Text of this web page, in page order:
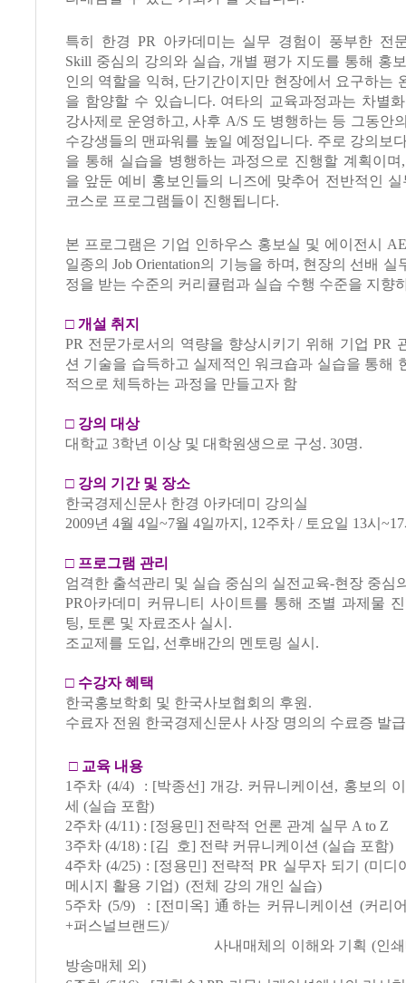
특히 한경 PR 아카데미는 실무 경험이 풍부한 전
Skill 중심의 강의와 실습, 개별 평가 지도를 통해 홍
인의 역할을 익혀, 단기간이지만 현장에서 요구하는
을 함양할 수 있습니다. 여타의 교육과정과는 차별
강사제로 운영하고, 사후 A/S 도 병행하는 등 그동안
수강생들의 맨파워를 높일 예정입니다. 주로 강의보
을 통해 실습을 병행하는 과정으로 진행할 계획이
을 앞둔 예비 홍보인들의 니즈에 맞추어 전반적인
코스로 프로그램들이 진행됩니다.
본 프로그램은 기업 인하우스 홍보실 및 에이전시
일종의 Job Orientation의 기능을 하며, 현장의 선배 실
정을 받는 수준의 커리큘럼과 실습 수행 수준을 지향
□ 개설 취지
PR 전문가로서의 역량을 향상시키기 위해 기업 PR
션 기술을 습득하고 실제적인 워크숍과 실습을 통해
적으로 체득하는 과정을 만들고자 함
□ 강의 대상
대학교 3학년 이상 및 대학원생으로 구성. 30명.
□ 강의 기간 및 장소
한국경제신문사 한경 아카데미 강의실
2009년 4월 4일~7월 4일까지, 12주차 / 토요일 13시
□ 프로그램 관리
엄격한 출석관리 및 실습 중심의 실전교육-현장 중심
PR아카데미 커뮤니티 사이트를 통해 조별 과제물
팅, 토론 및 자료조사 실시.
조교제를 도입, 선후배간의 멘토링 실시.
□ 수강자 혜택
한국홍보학회 및 한국사보협회의 후원.
수료자 전원 한국경제신문사 사장 명의의 수료증 발급
□ 교육 내용
1주차 (4/4) : [박종선] 개강. 커뮤니케이션, 홍보의
세 (실습 포함)
2주차 (4/11) : [정용민] 전략적 언론 관계 실무 A to Z
3주차 (4/18) : [김 호] 전략 커뮤니케이션 (실습 포함)
4주차 (4/25) : [정용민] 전략적 PR 실무자 되기 (미디
메시지 활용 기업) (전체 강의 개인 실습)
5주차 (5/9) : [전미옥] 通하는 커뮤니케이션 (커리
+퍼스널브랜드)/
사내매체의 이해와 기획 (인쇄매체
방송매체 외)